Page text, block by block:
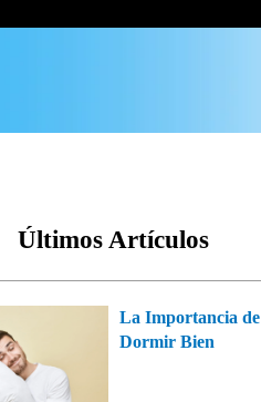
Últimos Artículos
La Importancia de
Dormir Bien